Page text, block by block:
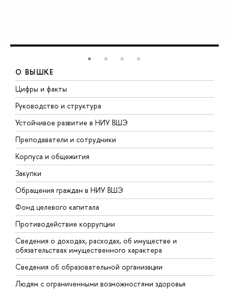
О ВЫШКЕ
Цифры и факты
Руководство и структура
Устойчивое развитие в НИУ ВШЭ
Преподаватели и сотрудники
Корпуса и общежития
Закупки
Обращения граждан в НИУ ВШЭ
Фонд целевого капитала
Противодействие коррупции
Сведения о доходах, расходах, об имуществе и
обязательствах имущественного характера
Сведения об образовательной организации
Людям с ограниченными возможностями здоровья